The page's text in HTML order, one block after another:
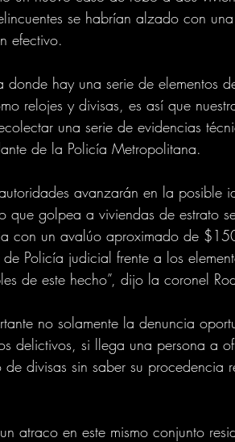
se habrían alzado con
efectivo.
donde hay una serie de elementos
relojes y divisas, es así que
una serie de evidencias
de la Policía Metropolitana.
avanzarán en la posible
que golpea a viviendas de estrato
con un avalúo aproximado de
Policía judicial frente a los
de este hecho”, dijo la coronel
no solamente la denuncia
delictivos, si llega una persona a
divisas sin saber su procedencia
atraco en este mismo conjunto